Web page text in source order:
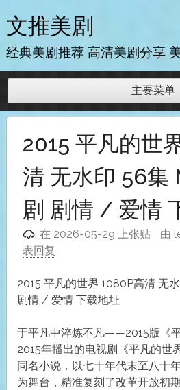
至
内
文推美剧
经典美剧推荐 高清美剧分享
主要菜单
2015 平凡的世
清 无水印 56集
剧 剧情 / 爱情
在 2026-05-29 上张贴 由
表回复
2015 平凡的世界 1080P高清 无
剧情 / 爱情 下载地址
于平凡中淬炼不凡——2015版《
2015年播出的电视剧《平凡的世
同名小说，以七十年代末至八十
为舞台，精准复刻了改革开放初